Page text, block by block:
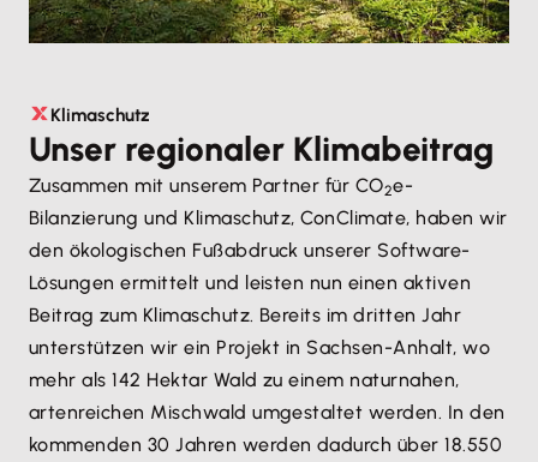
Klimaschutz
Unser regionaler Klimabeitrag
Zusammen mit unserem Partner für CO2e-
Bilanzierung und Klimaschutz, ConClimate, haben wir
den ökologischen Fußabdruck unserer Software-
Lösungen ermittelt und leisten nun einen aktiven
Beitrag zum Klimaschutz. Bereits im dritten Jahr
unterstützen wir ein Projekt in Sachsen-Anhalt, wo
mehr als 142 Hektar Wald zu einem naturnahen,
artenreichen Mischwald umgestaltet werden. In den
kommenden 30 Jahren werden dadurch über 18.550